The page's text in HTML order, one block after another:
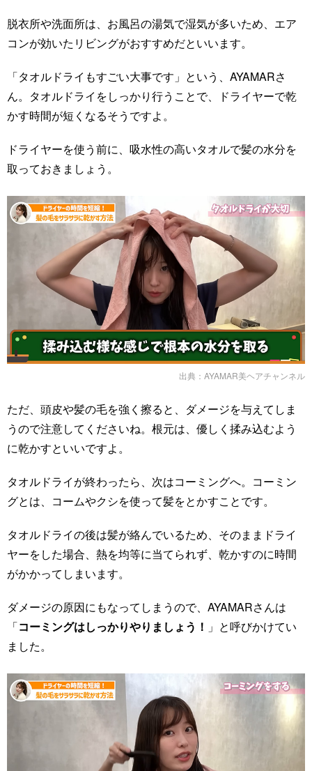
脱衣所や洗面所は、お風呂の湯気で湿気が多いため、エア
コンが効いたリビングがおすすめだといいます。
「タオルドライもすごい大事です」という、AYAMARさ
ん。タオルドライをしっかり行うことで、ドライヤーで乾
かす時間が短くなるそうですよ。
ドライヤーを使う前に、吸水性の高いタオルで髪の水分を
取っておきましょう。
出典： AYAMAR美ヘアチャンネル
ただ、頭皮や髪の毛を強く擦ると、ダメージを与えてしま
うので注意してくださいね。根元は、優しく揉み込むよう
に乾かすといいですよ。
タオルドライが終わったら、次はコーミングへ。コーミン
グとは、コームやクシを使って髪をとかすことです。
タオルドライの後は髪が絡んでいるため、そのままドライ
ヤーをした場合、熱を均等に当てられず、乾かすのに時間
がかかってしまいます。
ダメージの原因にもなってしまうので、AYAMARさんは
「コーミングはしっかりやりましょう！ 」と呼びかけてい
ました。